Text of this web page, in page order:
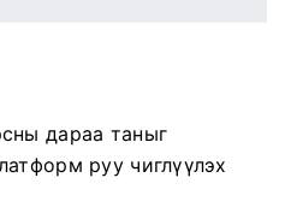
дараа таныг
руу чиглүүлэх